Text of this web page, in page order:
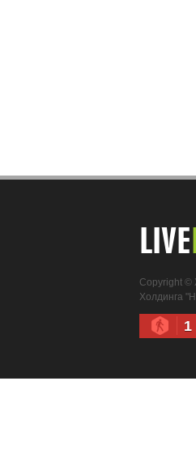
LIVE
Copyright ©
Холдинга
1